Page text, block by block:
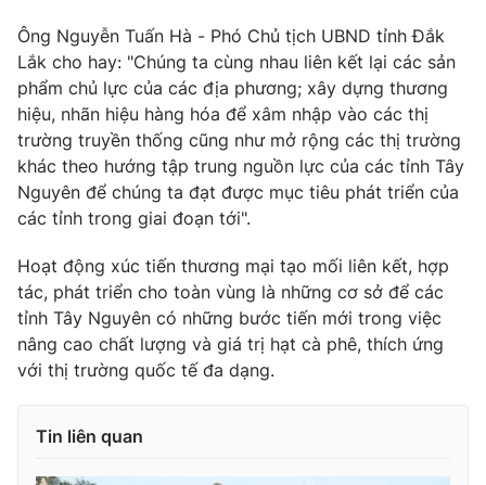
Email:toasoan@vtv.vn
Liên hệ quảng cáo:024-7300.7108
® Cấm sao chép dưới mọi hình thức nếu không có sự chấp
Ông Nguyễn Tuấn Hà - Phó Chủ tịch UBND tỉnh Đắk
Lắk cho hay: "Chúng ta cùng nhau liên kết lại các sản
phẩm chủ lực của các địa phương; xây dựng thương
hiệu, nhãn hiệu hàng hóa để xâm nhập vào các thị
trường truyền thống cũng như mở rộng các thị trường
khác theo hướng tập trung nguồn lực của các tỉnh Tây
Nguyên để chúng ta đạt được mục tiêu phát triển của
các tỉnh trong giai đoạn tới".
Hoạt động xúc tiến thương mại tạo mối liên kết, hợp
tác, phát triển cho toàn vùng là những cơ sở để các
tỉnh Tây Nguyên có những bước tiến mới trong việc
nâng cao chất lượng và giá trị hạt cà phê, thích ứng
với thị trường quốc tế đa dạng.
Tin liên quan